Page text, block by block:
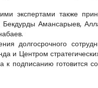
экспертами также
Бекдурды Амансарыев,
долгосрочного
и Центром
к подписанию готовится